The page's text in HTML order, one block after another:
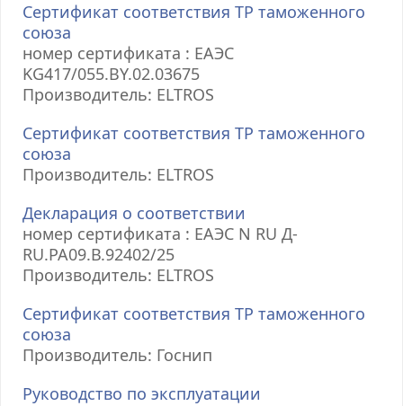
Сертификат соответствия ТР таможенного
союза
номер сертификата : ЕАЭС
KG417/055.BY.02.03675
Производитель: ELTROS
Сертификат соответствия ТР таможенного
союза
Производитель: ELTROS
Декларация о соответствии
номер сертификата : ЕАЭС N RU Д-
RU.РА09.В.92402/25
Производитель: ELTROS
Сертификат соответствия ТР таможенного
союза
Производитель: Госнип
Руководство по эксплуатации